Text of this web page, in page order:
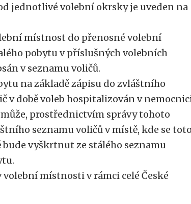
jednotlivé volební okrsky je uveden na
místnost do přenosné volební
pobytu v příslušných volebních
v seznamu voličů.
na základě zápisu do zvláštního
v době voleb hospitalizován v
prostřednictvím správy tohoto
seznamu voličů v místě, kde se toto
vyškrtnut ze stálého seznamu
místnosti v rámci celé České